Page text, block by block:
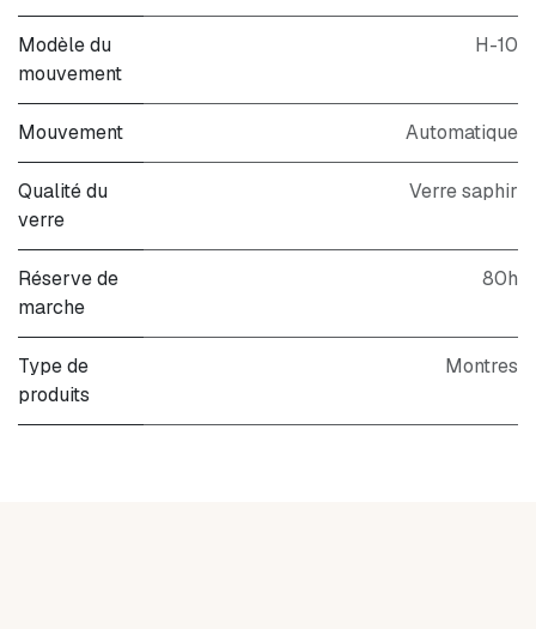
Modèle du
mouvement
H-10
Mouvement Automatique
Qualité du
verre
Verre saphir
Réserve de
marche
80h
Type de
produits
Montres